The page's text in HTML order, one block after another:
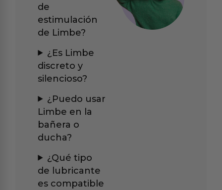
de
estimulación
de Limbe?
¿Es Limbe
discreto y
silencioso?
¿Puedo usar
Limbe en la
bañera o
ducha?
¿Qué tipo
de lubricante
es compatible